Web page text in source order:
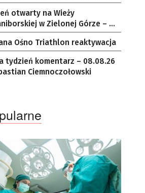
sołectwach
otwarty na Wieży
w Zielonej Górze – po
ostatni w tym roku
Ośno Triathlon reaktywacja
tydzień komentarz – 08.08.26
Ciemnoczołowski